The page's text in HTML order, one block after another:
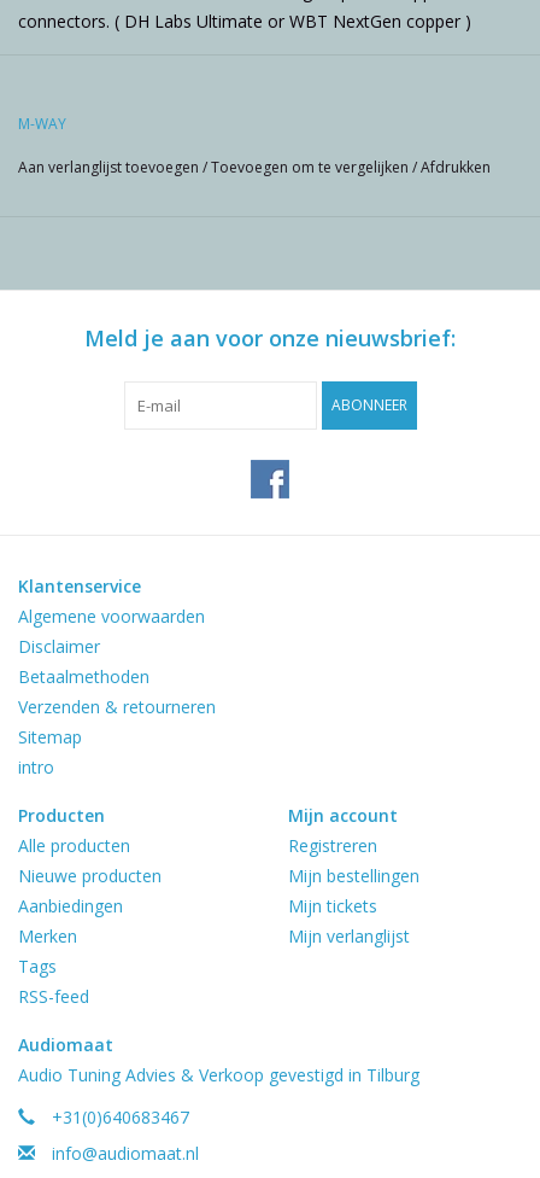
connectors. ( DH Labs Ultimate or WBT NextGen copper )
M-WAY
Aan verlanglijst toevoegen /Toevoegen om te vergelijken /Afdrukken
Meld je aan voor onze nieuwsbrief:
ABONNEER
Klantenservice
Algemene voorwaarden
Disclaimer
Betaalmethoden
Verzenden & retourneren
Sitemap
intro
Producten
Alle producten
Nieuwe producten
Aanbiedingen
Merken
Tags
RSS-feed
Mijn account
Registreren
Mijn bestellingen
Mijn tickets
Mijn verlanglijst
Audiomaat
Audio Tuning Advies & Verkoop gevestigd in Tilburg
+31(0)640683467
info@audiomaat.nl